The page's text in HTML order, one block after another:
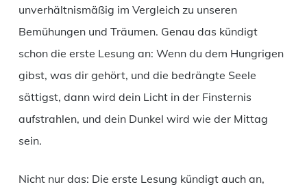
unverhältnismäßig im Vergleich zu unseren
Bemühungen und Träumen. Genau das kündigt
schon die erste Lesung an: Wenn du dem Hungrigen
gibst, was dir gehört, und die bedrängte Seele
sättigst, dann wird dein Licht in der Finsternis
aufstrahlen, und dein Dunkel wird wie der Mittag
sein.
Nicht nur das: Die erste Lesung kündigt auch an,